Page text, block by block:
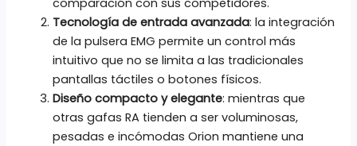
Tecnología de entrada avanzada: la integración
de la pulsera EMG permite un control más
intuitivo que no se limita a las tradicionales
pantallas táctiles o botones físicos.
Diseño compacto y elegante: mientras que
otras gafas RA tienden a ser voluminosas,
pesadas e incómodas Orion mantiene una